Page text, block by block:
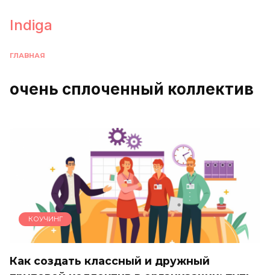
содержанию
Indiga
ГЛАВНАЯ
очень сплоченный коллектив
КОУЧИНГ
Как создать классный и дружный